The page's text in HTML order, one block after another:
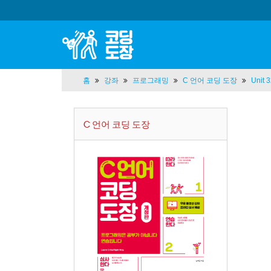
홈 강좌 프로그래밍 C 언어 코딩 도장 Unit
C 언어 코딩 도장